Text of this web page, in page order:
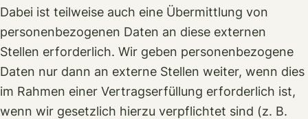
Dabei ist teilweise auch eine Übermittlung von
personenbezogenen Daten an diese externen
Stellen erforderlich. Wir geben personenbezogene
Daten nur dann an externe Stellen weiter, wenn dies
im Rahmen einer Vertragserfüllung erforderlich ist,
wenn wir gesetzlich hierzu verpflichtet sind (z. B.